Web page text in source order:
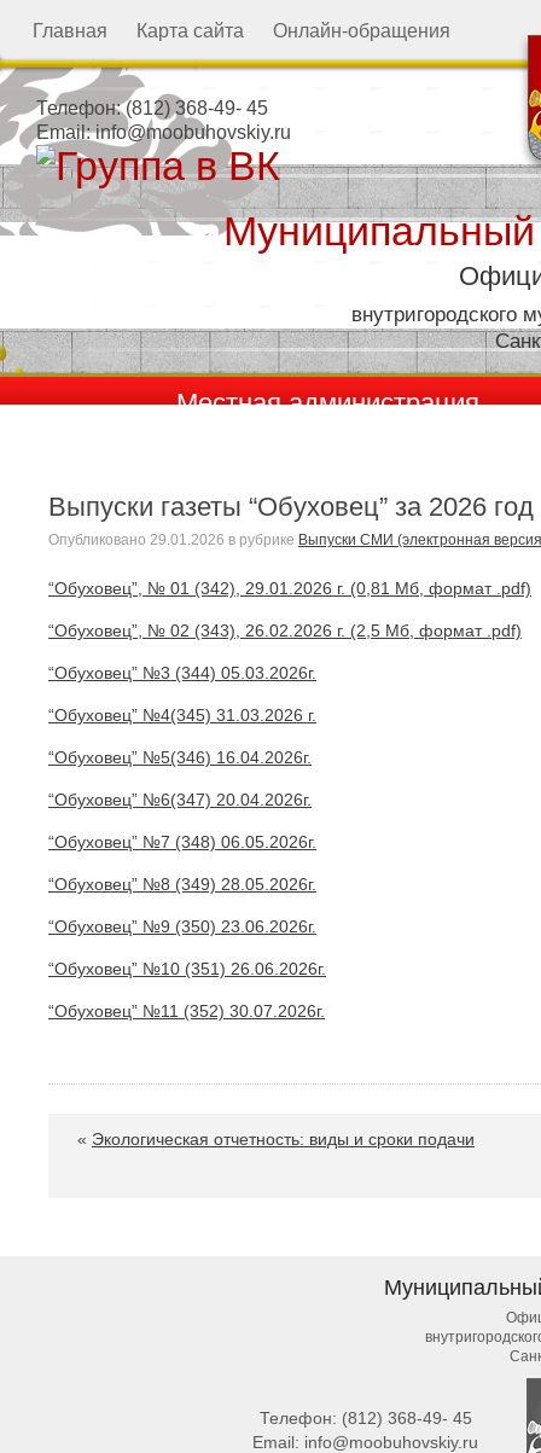
Главная Карта сайта Онлайн-обращения
Телефон:(812) 368-49- 45
Email:info@moobuhovskiy.ru
внутригородского
Местная администрация
Выпуски газеты “Обуховец” за 2026 год
Опубликовано 29.01.2026 в рубрике Выпуски СМИ (электронная
“Обуховец”, № 01 (342), 29.01.2026 г. (0,81 Мб, формат .pdf)
“Обуховец”, № 02 (343), 26.02.2026 г. (2,5 Мб, формат .pdf)
“Обуховец” №3 (344) 05.03.2026г.
“Обуховец” №4(345) 31.03.2026 г.
“Обуховец” №5(346) 16.04.2026г.
“Обуховец” №6(347) 20.04.2026г.
“Обуховец” №7 (348) 06.05.2026г.
“Обуховец” №8 (349) 28.05.2026г.
“Обуховец” №9 (350) 23.06.2026г.
“Обуховец” №10 (351) 26.06.2026г.
“Обуховец” №11 (352) 30.07.2026г.
« Экологическая отчетность: виды и сроки подачи
Телефон: (812) 368-49- 45
Email: info@moobuhovskiy.ru